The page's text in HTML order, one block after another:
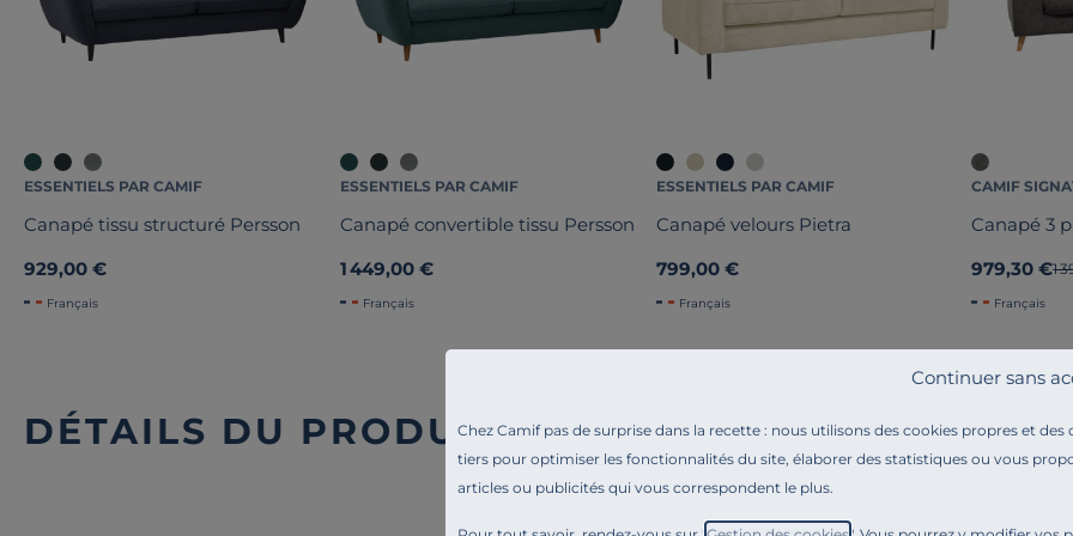
Chez Camif pas de surprise dans la recette : nous utilisons des cookies propres et des
tiers pour optimiser les fonctionnalités du site, élaborer des statistiques ou vous
articles ou publicités qui vous correspondent le plus.
Continuer sans
ESSENTIELS PAR CAMIF
Canapé tissu structuré Persson
929,00 €
Français
ESSENTIELS PAR CAMIF
Canapé convertible tissu Persson
1 449,00 €
Français
ESSENTIELS PAR CAMIF
Canapé velours Pietra
799,00 €
Français
CAMIF
Canapé 3
979,30 €1
Français
DÉTAILS DU PRODUIT
Référence : 100325201571